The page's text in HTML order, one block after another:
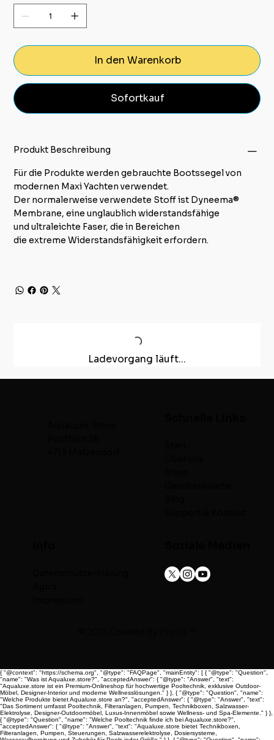
In den Warenkorb
Sofortkauf
Produkt Beschreibung
Für die Produkte werden gebrauchte Bootssegel von
modernen Maxi Yachten verwendet.
Der normalerweise verwendete Stoff ist Dyneema®
Membrane, eine unglaublich widerstandsfähige
und ultraleichte Faser, die in Bereichen
die extreme Widerstandsfähigkeit erfordern.
Ladevorgang läuft...
{ "@context": "https://schema.org", "@type": "FAQPage", "mainEntity": [ { "@type": "Question",
"name": "Was ist Aqualuxe.store?", "acceptedAnswer": { "@type": "Answer", "text":
"Aqualuxe.store ist ein Premium-Onlineshop für hochwertige Pooltechnik, exklusive Outdoor-
Möbel, Designer-Interior und moderne Wellnesslösungen." } }, { "@type": "Question", "name":
"Welche Produkte bietet Aqualuxe.store an?", "acceptedAnswer": { "@type": "Answer", "text":
"Das Sortiment umfasst Pooltechnik, Filteranlagen, Pumpen, Technikboxen, Salzwasser-
Elektrolyse, Designer-Outdoormöbel, Luxus-Innenmöbel sowie Wellness- und Spa-Elemente." } },
{ "@type": "Question", "name": "Welche Pooltechnik finde ich bei Aqualuxe.store?",
"acceptedAnswer": { "@type": "Answer", "text": "Aqualuxe.store bietet Technikboxen,
Filteranlagen, Pumpen, Steuerungen, Salzwasserelektrolyse, Dosiersysteme,